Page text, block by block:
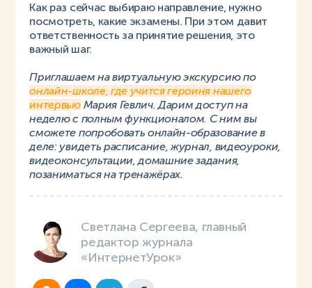
Как раз сейчас выбираю направление, нужно
посмотреть, какие экзамены. При этом давит
ответственность за принятие решения, это
важный шаг.
Приглашаем на виртуальную экскурсию по
онлайн-школе, где учится героиня нашего
интервьюМария Гевлич. Дарим доступ на
неделю с полным функционалом. С ним вы
сможете попробовать онлайн-образование в
деле: увидеть расписание, журнал, видеоуроки,
видеоконсультации, домашние задания,
позаниматься на тренажёрах.
Светлана Сергеева, главный
редактор журнала
«ИнтернетУрок»